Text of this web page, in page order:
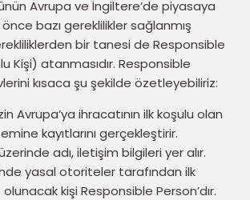
Avrupa ve İngiltere’de piyasaya
bazı gereklilikler sağlanmış
bir tanesi de Responsible
Kişi) atanmasıdır. Responsible
kısaca şu şekilde özetleyebiliriz:
Avrupa’ya ihracatının ilk koşulu olan
kayıtlarını gerçekleştirir.
adı, iletişim bilgileri yer alır.
yasal otoriteler tarafından ilk
kişi Responsible Person’dır.